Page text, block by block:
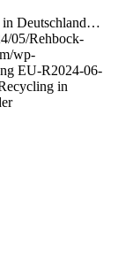
in Deutschland…
05/Rehbock-
wp-
EU-R2024-06-
in